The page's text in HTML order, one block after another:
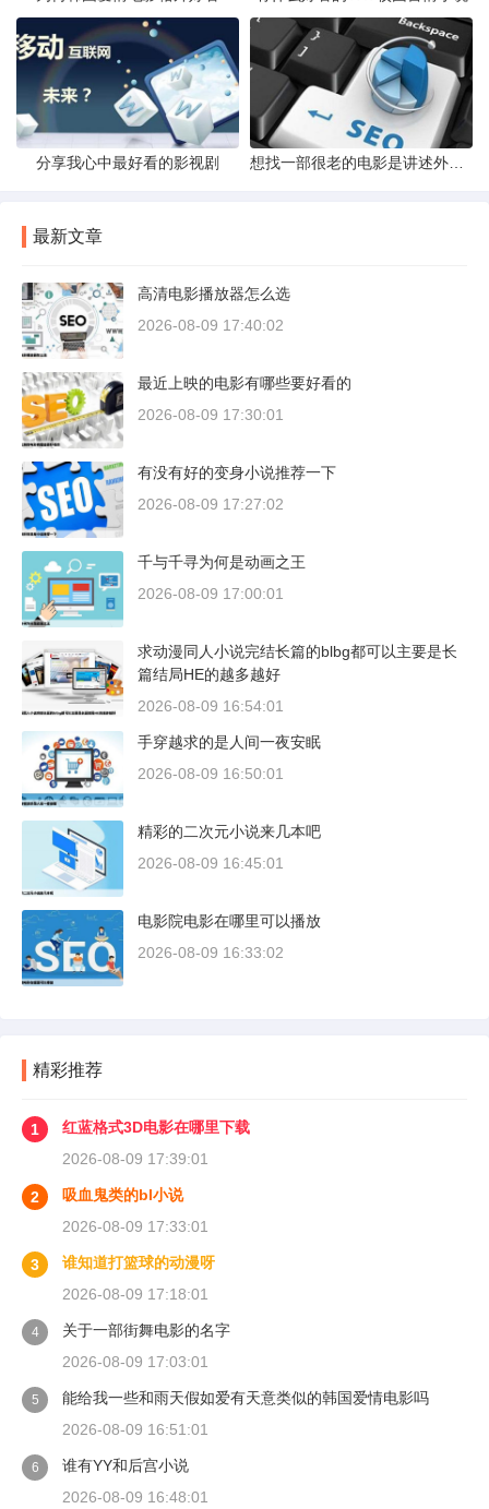
分享我心中最好看的影视剧
最新文章
高清电影播放器怎么选
2026-08-09 17:40:02
最近上映的电影有哪些要好看的
2026-08-09 17:30:01
有没有好的变身小说推荐一下
2026-08-09 17:27:02
千与千寻为何是动画之王
2026-08-09 17:00:01
求动漫同人小说完结长篇的blbg都可以主要是长
篇结局HE的越多越好
2026-08-09 16:54:01
手穿越求的是人间一夜安眠
2026-08-09 16:50:01
精彩的二次元小说来几本吧
2026-08-09 16:45:01
电影院电影在哪里可以播放
2026-08-09 16:33:02
精彩推荐
1
红蓝格式3D电影在哪里下载
2026-08-09 17:39:01
2
吸血鬼类的bl小说
2026-08-09 17:33:01
3
谁知道打篮球的动漫呀
2026-08-09 17:18:01
4
关于一部街舞电影的名字
2026-08-09 17:03:01
5
能给我一些和雨天假如爱有天意类似的韩国爱情电影吗
2026-08-09 16:51:01
6
谁有YY和后宫小说
2026-08-09 16:48:01